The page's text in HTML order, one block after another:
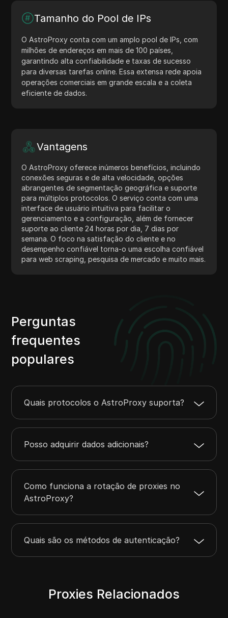
Tamanho do Pool de IPs
O AstroProxy conta com um amplo pool de IPs, com
milhões de endereços em mais de 100 países,
garantindo alta confiabilidade e taxas de sucesso
para diversas tarefas online. Essa extensa rede apoia
operações comerciais em grande escala e a coleta
eficiente de dados.
Vantagens
O AstroProxy oferece inúmeros benefícios, incluindo
conexões seguras e de alta velocidade, opções
abrangentes de segmentação geográfica e suporte
para múltiplos protocolos. O serviço conta com uma
interface de usuário intuitiva para facilitar o
gerenciamento e a configuração, além de fornecer
suporte ao cliente 24 horas por dia, 7 dias por
semana. O foco na satisfação do cliente e no
desempenho confiável torna-o uma escolha confiável
para web scraping, pesquisa de mercado e muito mais.
Perguntas
frequentes
populares
Quais protocolos o AstroProxy suporta?
Posso adquirir dados adicionais?
Como funciona a rotação de proxies no
AstroProxy?
Quais são os métodos de autenticação?
Proxies Relacionados